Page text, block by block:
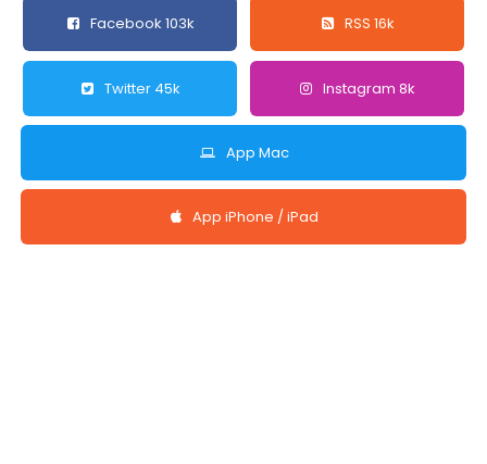
Facebook 103k RSS 16k
Twitter 45k Instagram 8k
App Mac
App iPhone / iPad